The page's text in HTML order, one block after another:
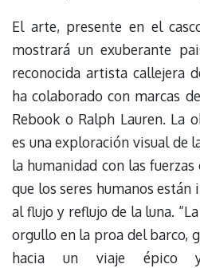
El arte, presente en el
mostrará un exuberante
reconocida artista callejera
ha colaborado con marcas
Rebook o Ralph Lauren. La
es una exploración visual de
la humanidad con las
que los seres humanos
al flujo y reflujo de la luna.
orgullo en la proa del barco,
hacia un viaje épico